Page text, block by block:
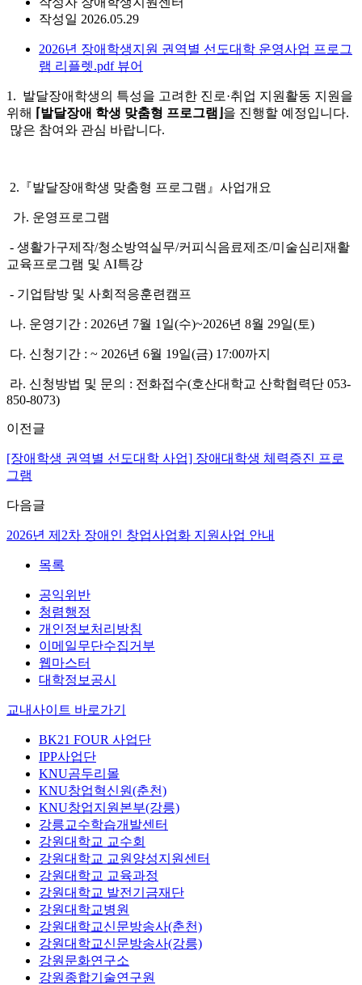
작성일 2026.05.29
2026년 장애학생지원 권역별 선도대학 운영사업 프로그
램 리플렛.pdf 뷰어
1. 발달장애학생의 특성을 고려한 진로·취업 지원활동 지원을
위해 ⌈발달장애 학생 맞춤형 프로그램⌋ 을 진행할 예정입니다.
많은 참여와 관심 바랍니다.
2.『발달장애학생 맞춤형 프로그램』사업개요
가. 운영프로그램
- 생활가구제작/청소방역실무/커피식음료제조/미술심리재활
교육프로그램 및 AI특강
- 기업탐방 및 사회적응훈련캠프
나. 운영기간 : 2026년 7월 1일(수)~2026년 8월 29일(토)
다. 신청기간 : ~ 2026년 6월 19일(금) 17:00까지
라. 신청방법 및 문의 : 전화접수(호산대학교 산학협력단 053-
850-8073)
이전글
[장애학생 권역별 선도대학 사업] 장애대학생 체력증진 프로
그램
다음글
2026년 제2차 장애인 창업사업화 지원사업 안내
목록
공익위반
청렴행정
개인정보처리방침
이메일무단수집거부
웹마스터
대학정보공시
교내사이트 바로가기
BK21 FOUR 사업단
IPP사업단
KNU곰두리몰
KNU창업혁신원(춘천)
KNU창업지원본부(강릉)
강릉교수학습개발센터
강원대학교 교수회
강원대학교 교원양성지원센터
강원대학교 교육과정
강원대학교 발전기금재단
강원대학교병원
강원대학교신문방송사(춘천)
강원대학교신문방송사(강릉)
강원문화연구소
강원종합기술연구원